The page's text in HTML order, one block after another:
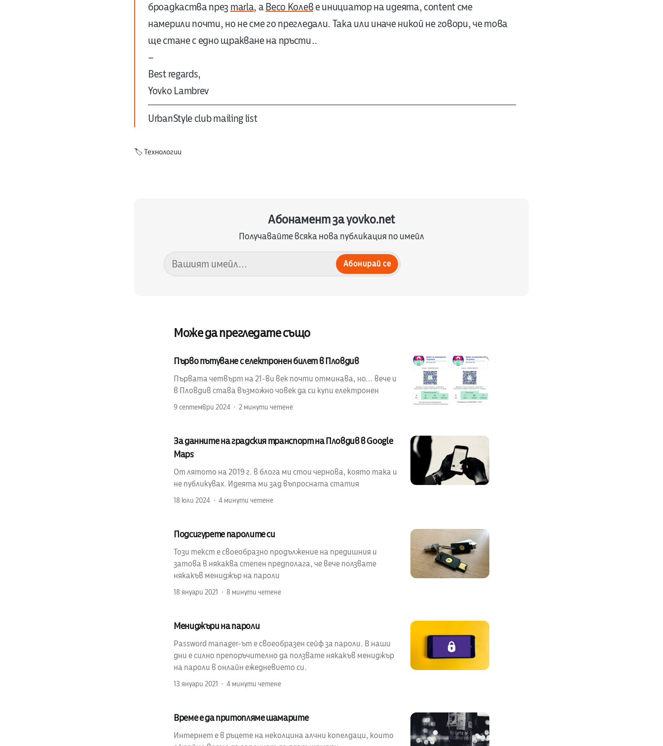
броадкаства през marla, аВесо Колеве инициатор на идеята, content сме
намерили почти, но не сме го прегледали. Така или иначе никой не говори, че това
ще стане с едно щракване на пръсти…
–
Best regards,
Yovko Lambrev
UrbanStyle club mailing list
🏷️Технологии
Абонамент за yovko.net
Получавайте всяка нова публикация по имейл
Абонирай се
Може да прегледате също
Първо пътуване с електронен билет в Пловдив
Първата четвърт на 21-ви век почти отминава, но... вече и
в Пловдив става възможно човек да си купи електронен
9 септември 2024 2 минути четене
За данните на градския транспорт на Пловдив в Google
Maps
От лятото на 2019 г. в блога ми стои чернова, която така и
не публикувах. Идеята ми зад въпросната статия
18 юли 2024 4 минути четене
Подсигурете паролите си
Този текст е своеобразно продължение на предишния и
затова в някаква степен предполага, че вече ползвате
някакъв мениджър на пароли
18 януари 2021 8 минути четене
Мениджъри на пароли
Password manager-ът е своеобразен сейф за пароли. В наши
дни е силно препоръчително да ползвате някакъв мениджър
на пароли в онлайн ежедневието си.
13 януари 2021 4 минути четене
Време е да притопляме шамарите
Интернет е в ръцете на неколцина алчни копелдаци, които